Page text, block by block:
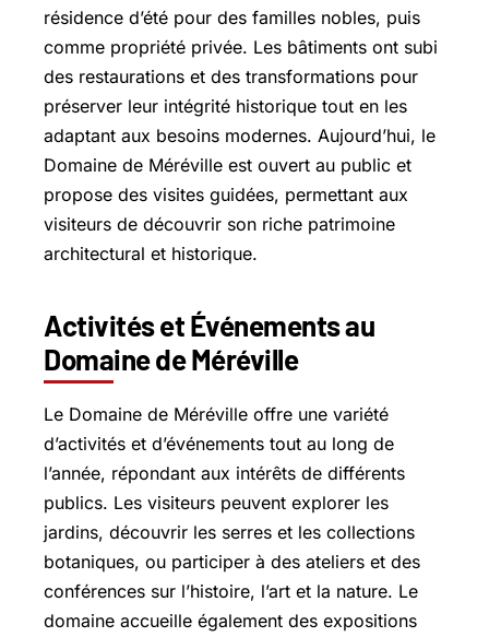
résidence d’été pour des familles nobles, puis
comme propriété privée. Les bâtiments ont subi
des restaurations et des transformations pour
préserver leur intégrité historique tout en les
adaptant aux besoins modernes. Aujourd’hui, le
Domaine de Méréville est ouvert au public et
propose des visites guidées, permettant aux
visiteurs de découvrir son riche patrimoine
architectural et historique.
Activités et Événements au
Domaine de Méréville
Le Domaine de Méréville offre une variété
d’activités et d’événements tout au long de
l’année, répondant aux intérêts de différents
publics. Les visiteurs peuvent explorer les
jardins, découvrir les serres et les collections
botaniques, ou participer à des ateliers et des
conférences sur l’histoire, l’art et la nature. Le
domaine accueille également des expositions